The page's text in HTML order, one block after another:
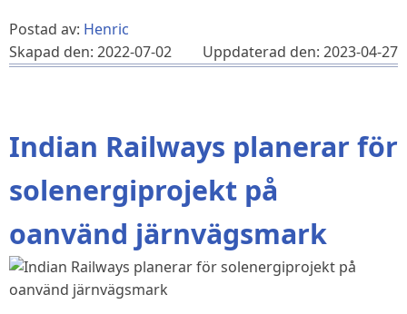
Postad av: Henric
Skapad den: 2022-07-02
Uppdaterad den: 2023-04-27
Indian Railways planerar för
solenergiprojekt på
oanvänd järnvägsmark